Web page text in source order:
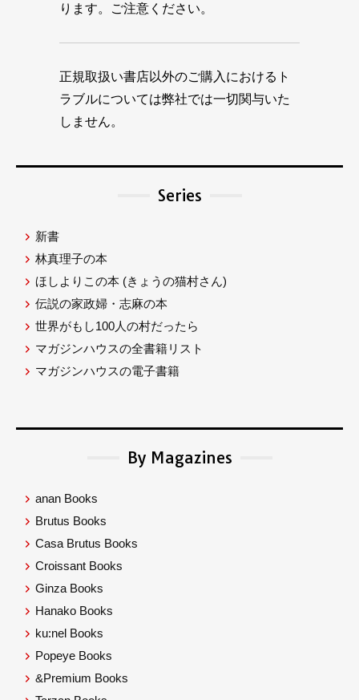
ります。ご注意ください。
正規取扱い書店以外のご購入におけるト
ラブルについては弊社では一切関与いた
しません。
Series
新書
林真理子の本
ほしよりこの本 (きょうの猫村さん)
伝説の家政婦・志麻の本
世界がもし100人の村だったら
マガジンハウスの全書籍リスト
マガジンハウスの電子書籍
By Magazines
anan Books
Brutus Books
Casa Brutus Books
Croissant Books
Ginza Books
Hanako Books
ku:nel Books
Popeye Books
&Premium Books